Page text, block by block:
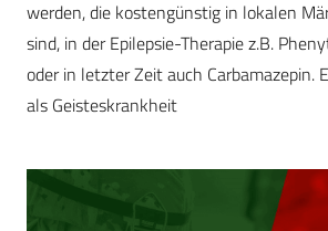
werden, die kostengünstig in lokalen
sind, in der Epilepsie-Therapie z.B.
oder in letzter Zeit auch Carbamazepin.
als Geisteskrankheit